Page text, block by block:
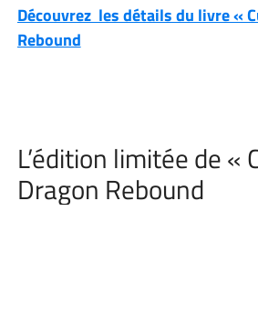
Découvrez les détails du livre «
Rebound
L’édition limitée de «
Dragon Rebound